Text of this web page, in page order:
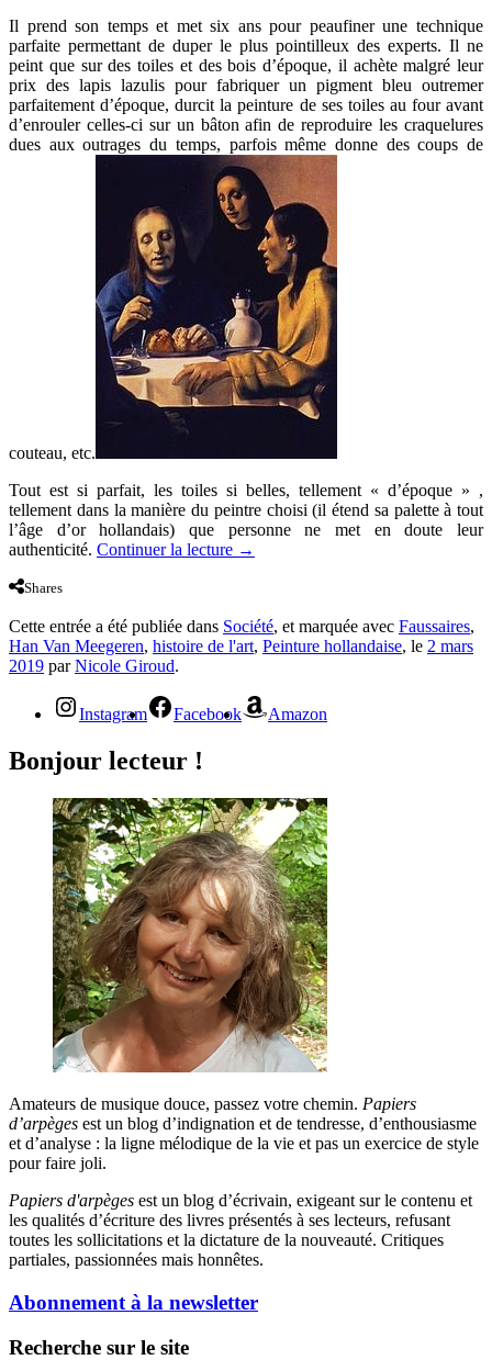
Il prend son temps et met six ans pour peaufiner une technique
parfaite permettant de duper le plus pointilleux des experts. Il ne
peint que sur des toiles et des bois d’époque, il achète malgré leur
prix des lapis lazulis pour fabriquer un pigment bleu outremer
parfaitement d’époque, durcit la peinture de ses toiles au four avant
d’enrouler celles-ci sur un bâton afin de reproduire les craquelures
dues aux outrages du temps, parfois même donne des coups de
couteau, etc.
Tout est si parfait, les toiles si belles, tellement « d’époque » ,
tellement dans la manière du peintre choisi (il étend sa palette à tout
l’âge d’or hollandais) que personne ne met en doute leur
authenticité. Continuer la lecture →
Shares
Cette entrée a été publiée dans Société, et marquée avec Faussaires,
Han Van Meegeren, histoire de l'art, Peinture hollandaise, le 2 mars
2019 parNicole Giroud.
Instagram Facebook Amazon
Bonjour lecteur !
Amateurs de musique douce, passez votre chemin. Papiers
d’arpèges est un blog d’indignation et de tendresse, d’enthousiasme
et d’analyse : la ligne mélodique de la vie et pas un exercice de style
pour faire joli.
Papiers d'arpèges est un blog d’écrivain, exigeant sur le contenu et
les qualités d’écriture des livres présentés à ses lecteurs, refusant
toutes les sollicitations et la dictature de la nouveauté. Critiques
partiales, passionnées mais honnêtes.
Abonnement à la newsletter
Recherche sur le site